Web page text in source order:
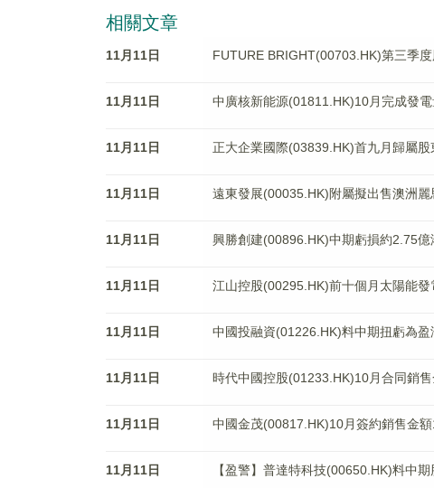
相關文章
11月11日 FUTURE BRIGHT(00703.HK)第三季
11月11日 中廣核新能源(01811.HK)10月完成發
11月11日 正大企業國際(03839.HK)首九月歸屬
11月11日 遠東發展(00035.HK)附屬擬出售澳洲
11月11日 興勝創建(00896.HK)中期虧損約2.75
11月11日 江山控股(00295.HK)前十個月太陽能
11月11日 中國投融資(01226.HK)料中期扭虧為
11月11日 時代中國控股(01233.HK)10月合同銷
11月11日 中國金茂(00817.HK)10月簽約銷售金
11月11日 【盈警】普達特科技(00650.HK)料中